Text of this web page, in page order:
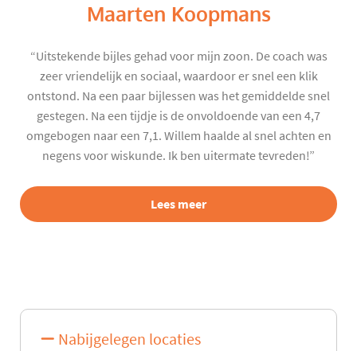
Maarten Koopmans
“Uitstekende bijles gehad voor mijn zoon. De coach was
zeer vriendelijk en sociaal, waardoor er snel een klik
ontstond. Na een paar bijlessen was het gemiddelde snel
gestegen. Na een tijdje is de onvoldoende van een 4,7
omgebogen naar een 7,1. Willem haalde al snel achten en
negens voor wiskunde. Ik ben uitermate tevreden!”
Lees meer
Nabijgelegen locaties